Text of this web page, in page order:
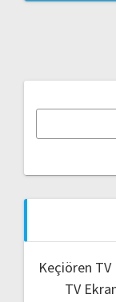
Keçiören
TV